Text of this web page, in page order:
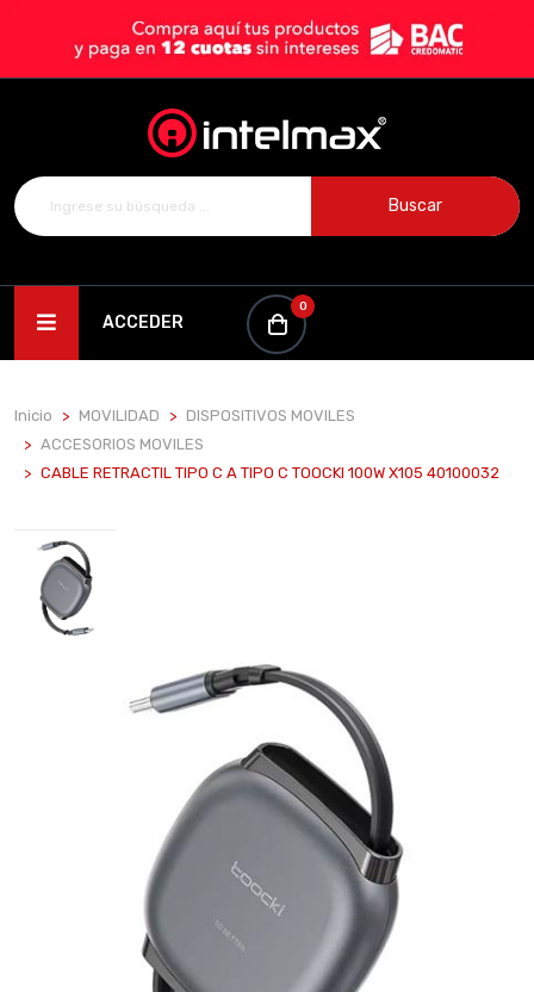
Buscar
ACCEDER
0
Inicio MOVILIDAD
DISPOSITIVOS MOVILES
ACCESORIOS MOVILES
CABLE RETRACTIL TIPO C A TIPO C TOOCKI 100W X105 40100032